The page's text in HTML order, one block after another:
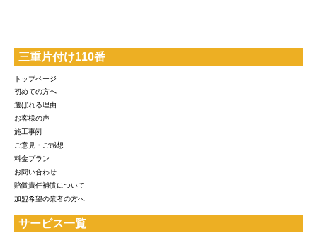
三重片付け110番
トップページ
初めての方へ
選ばれる理由
お客様の声
施工事例
ご意見・ご感想
料金プラン
お問い合わせ
賠償責任補償について
加盟希望の業者の方へ
サービス一覧